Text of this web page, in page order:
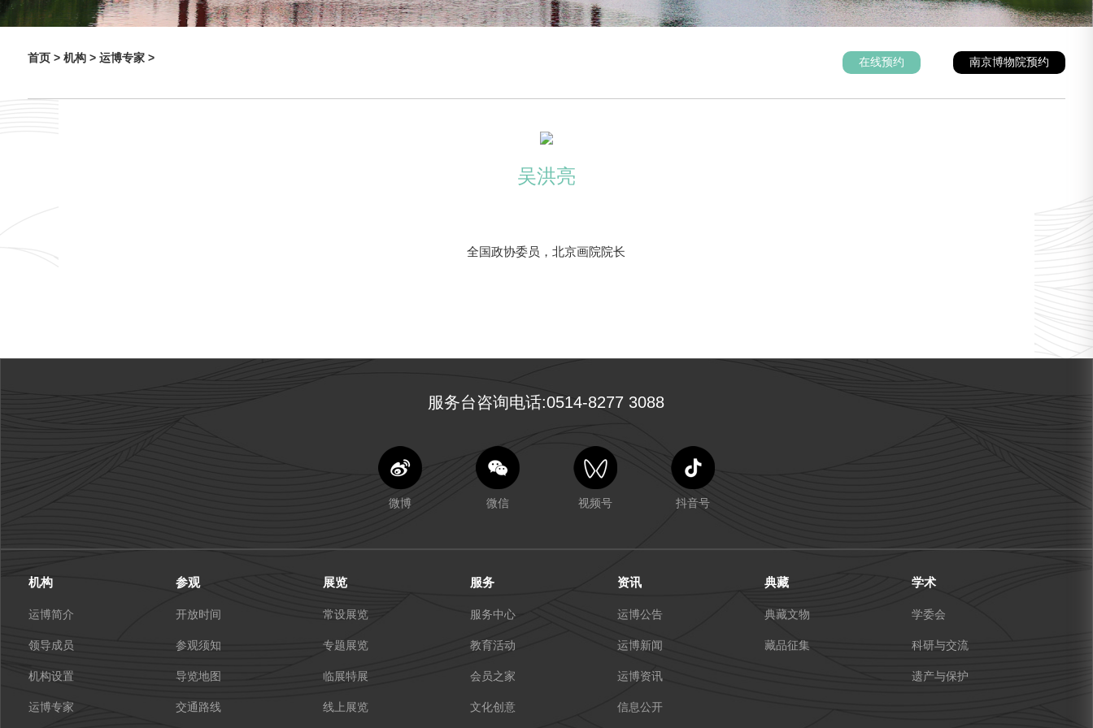
首页 > 机构 > 运博专家 > 南京博物院预约
在线预约
吴洪亮
全国政协委员，北京画院院长
服务台咨询电话:0514-8277 3088
微博 微信 视频号 抖音号
机构
运博简介
领导成员
机构设置
运博专家
参观
开放时间
参观须知
导览地图
交通路线
展览
常设展览
专题展览
临展特展
线上展览
服务
服务中心
教育活动
会员之家
文化创意
资讯
运博公告
运博新闻
运博资讯
信息公开
典藏
典藏文物
藏品征集
学术
学委会
科研与交流
遗产与保护